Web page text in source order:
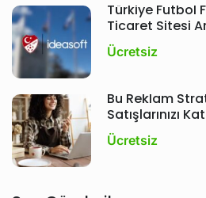
Türkiye Futbol
Ticaret Sitesi
Emanet!
Ücretsiz
Bu Reklam
Satışlarınızı
Ücretsiz